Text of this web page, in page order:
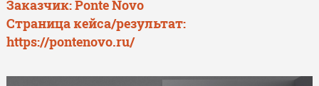
Заказчик: Ponte Novo
Страница кейса/результат:
https://pontenovo.ru/